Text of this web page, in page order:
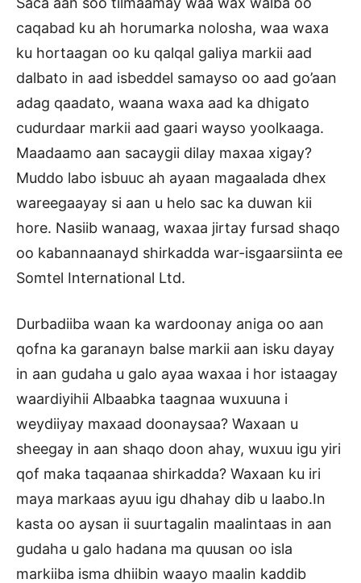
caqabad ku ah horumarka nolosha, waa waxa
ku hortaagan oo ku qalqal galiya markii aad
dalbato in aad isbeddel samayso oo aad go’aan
adag qaadato, waana waxa aad ka dhigato
cudurdaar markii aad gaari wayso yoolkaaga.
Maadaamo aan sacaygii dilay maxaa xigay?
Muddo labo isbuuc ah ayaan magaalada dhex
wareegaayay si aan u helo sac ka duwan kii
hore. Nasiib wanaag, waxaa jirtay fursad shaqo
oo kabannaanayd shirkadda war-isgaarsiinta ee
Somtel International Ltd.
Durbadiiba waan ka wardoonay aniga oo aan
qofna ka garanayn balse markii aan isku dayay
in aan gudaha u galo ayaa waxaa i hor istaagay
waardiyihii Albaabka taagnaa wuxuuna i
weydiiyay maxaad doonaysaa? Waxaan u
sheegay in aan shaqo doon ahay, wuxuu igu yiri
qof maka taqaanaa shirkadda? Waxaan ku iri
maya markaas ayuu igu dhahay dib u laabo.In
kasta oo aysan ii suurtagalin maalintaas in aan
gudaha u galo hadana ma quusan oo isla
markiiba isma dhiibin waayo maalin kaddib